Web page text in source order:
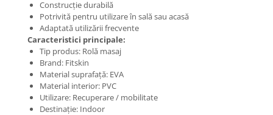
Construcție durabilă
Potrivită pentru utilizare în sală sau acasă
Adaptată utilizării frecvente
Caracteristici principale:
Tip produs: Rolă masaj
Brand: Fitskin
Material suprafață: EVA
Material interior: PVC
Utilizare: Recuperare / mobilitate
Destinație: Indoor